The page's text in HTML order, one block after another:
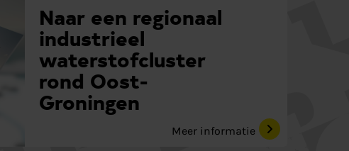
Naar een regionaal
industrieel
waterstofcluster
rond Oost-
Groningen
Meer informatie